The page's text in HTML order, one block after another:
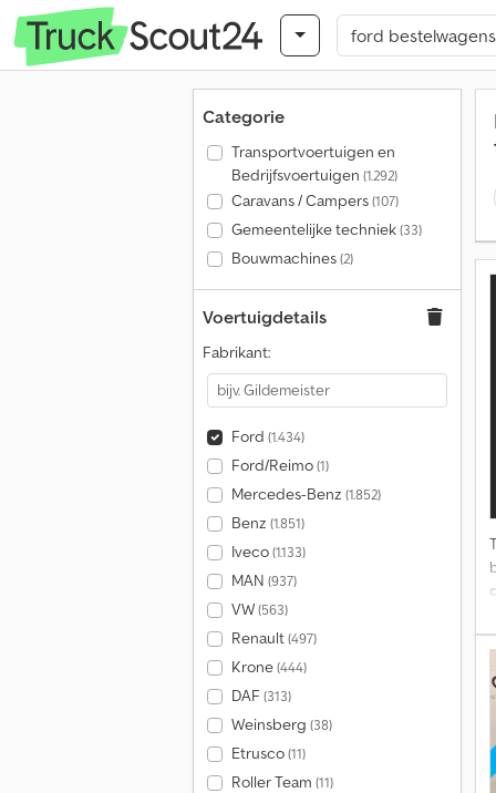
Categorie
Transportvoertuigen en
Bedrijfsvoertuigen (1.292)
Caravans / Campers(107)
Gemeentelijke techniek(33)
Bouwmachines(2)
Voertuigdetails
Fabrikant:
Ford (1.434)
Ford/Reimo(1)
Mercedes-Benz (1.852)
Benz (1.851)
Iveco(1.133)
MAN (937)
VW(563)
Renault(497)
Krone(444)
DAF (313)
Weinsberg (38)
Etrusco(11)
Roller Team (11)